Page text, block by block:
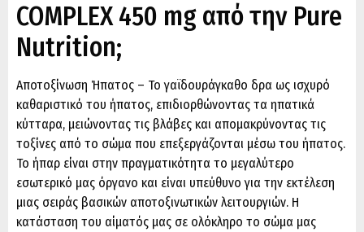
COMPLEX 450 mg από την Pure
Nutrition;
Αποτοξίνωση Ήπατος – Το γαϊδουράγκαθο δρα ως ισχυρό
καθαριστικό του ήπατος, επιδιορθώνοντας τα ηπατικά
κύτταρα, μειώνοντας τις βλάβες και απομακρύνοντας τις
τοξίνες από το σώμα που επεξεργάζονται μέσω του ήπατος.
Το ήπαρ είναι στην πραγματικότητα το μεγαλύτερο
εσωτερικό μας όργανο και είναι υπεύθυνο για την εκτέλεση
μιας σειράς βασικών αποτοξινωτικών λειτουργιών. Η
κατάσταση του αίματός μας σε ολόκληρο το σώμα μας